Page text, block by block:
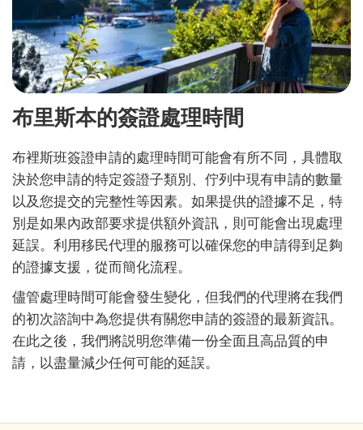
布里斯本的簽證處理時間
布裡斯班簽證申請的處理時間可能會有所不同，具體取
決於您申請的特定簽證子類別、佇列中現有申請的數量
以及您提交的完整性等因素。如果提供的證據不足，特
別是如果內政部要求提供額外資訊，則可能會出現處理
延誤。利用移民代理的服務可以確保您的申請得到足夠
的證據支援，從而簡化流程。
儘管處理時間可能會發生變化，但我們的代理將在我們
的初次諮詢中為您提供有關您申請的簽證的最新資訊。
在此之後，我們將説明您準備一份全面且高品質的申
請，以盡量減少任何可能的延誤。